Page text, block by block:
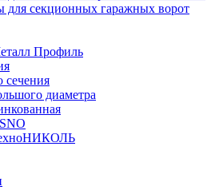
для секционных гаражных ворот
Профиль
сечения
диаметра